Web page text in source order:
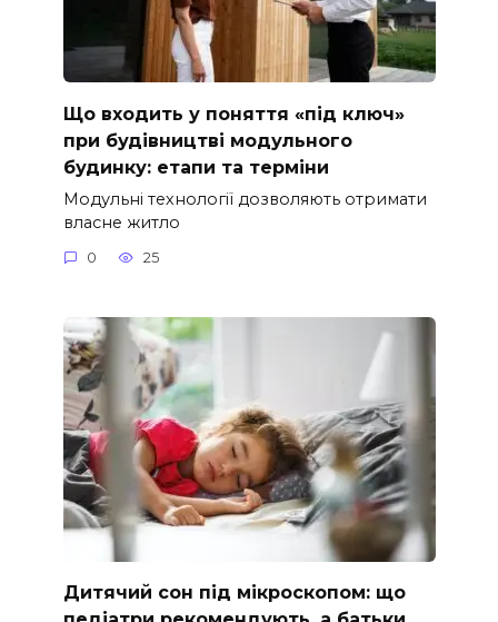
Що входить у поняття «під ключ»
при будівництві модульного
будинку: етапи та терміни
Модульні технології дозволяють отримати
власне житло
0 25
Дитячий сон під мікроскопом: що